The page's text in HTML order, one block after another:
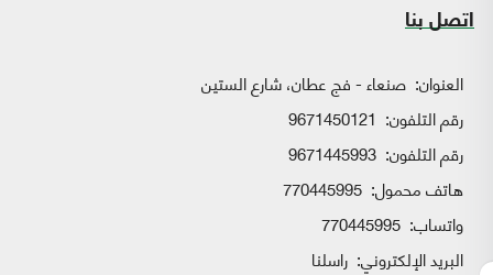
اتصل بنا
العنوان: صنعاء - فج عطان، شارع الستين
رقم التلفون: 9671450121
رقم التلفون: 9671445993
هاتف محمول: 770445995
واتساب:
البريد الإلكتروني: راسلنا